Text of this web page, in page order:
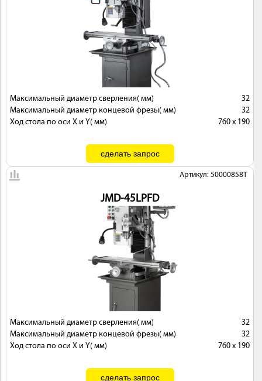
Максимальный диаметр сверления( мм)
32
Максимальный диаметр концевой фрезы( мм)
32
Ход стола по оси X и Y( мм)
760 х 190
Артикул: 50000858T
JMD-45LPFD
Максимальный диаметр сверления( мм)
32
Максимальный диаметр концевой фрезы( мм)
32
Ход стола по оси X и Y( мм)
760 х 190